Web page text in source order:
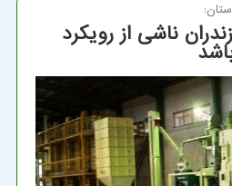
ناشی از رویكرد